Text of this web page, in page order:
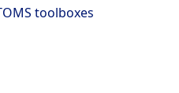
toolboxes